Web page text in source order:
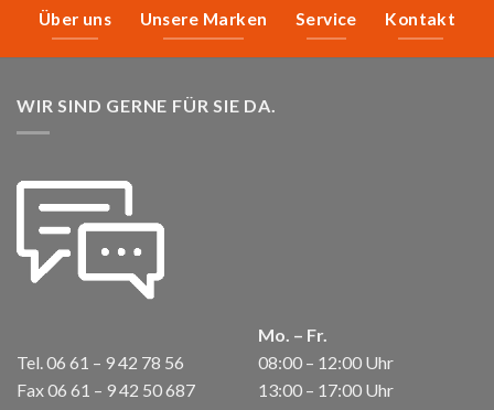
Über uns Unsere Marken Service Kontakt
WIR SIND GERNE FÜR SIE DA.
Tel. 06 61 – 9 42 78 56
Fax 06 61 – 9 42 50 687
Mo. – Fr.
08:00 – 12:00 Uhr
13:00 – 17:00 Uhr